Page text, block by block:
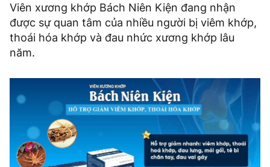
Viên xương khớp Bách Niên Kiện đang nhận
được sự quan tâm của nhiều người bị viêm khớp,
thoái hóa khớp và đau nhức xương khớp lâu
năm.